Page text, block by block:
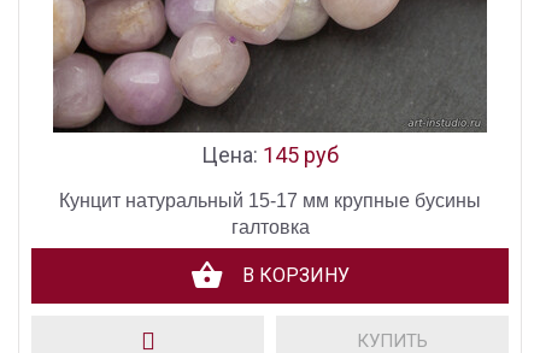
Цена: 145 руб
Кунцит натуральный 15-17 мм крупные бусины
галтовка
В КОРЗИНУ
КУПИТЬ